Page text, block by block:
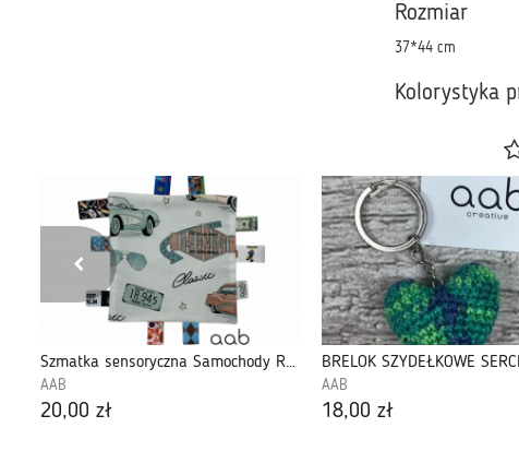
Rozmiar
37*44 cm
Kolorystyka
Szmatka sensoryczna Samochody Retro (412983)
AAB
20,00 zł
AAB
18,00 zł